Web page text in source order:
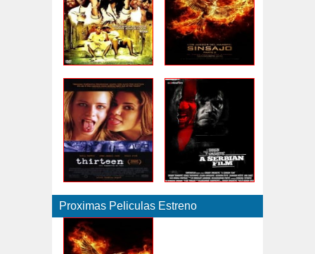
Proximas Peliculas Estreno